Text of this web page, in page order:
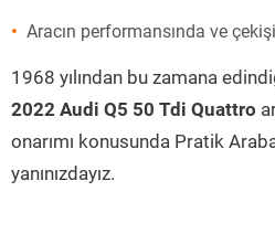
Aracın performansında ve
1968 yılından bu zamana
2022 Audi Q5 50 Tdi Quattro
onarımı konusunda Pratik
yanınızdayız.